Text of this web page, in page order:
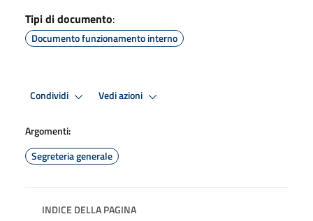
Tipi di documento:
Documento funzionamento interno
Condividi Vedi azioni
Argomenti:
Segreteria generale
INDICE DELLA PAGINA